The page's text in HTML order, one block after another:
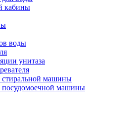
кабины
воды
унитаза
машины
машины